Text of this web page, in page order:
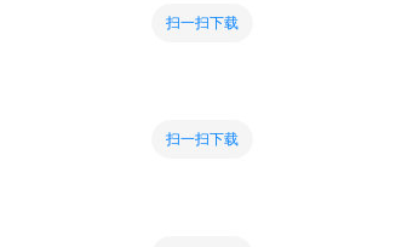
扫一扫下载
扫一扫下载